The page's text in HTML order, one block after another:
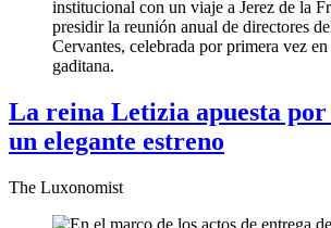
La reina Letizia apuesta por
un elegante estreno
The Luxonomist